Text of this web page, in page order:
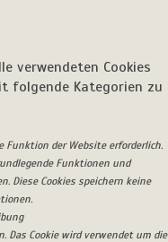
verwendeten Cookies
folgende Kategorien zu
Funktion der Website erforderlich.
Funktionen und
Diese Cookies speichern keine
Das Cookie wird verwendet um die